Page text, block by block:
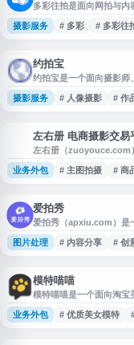
多彩往拍是面向网拍与内
视频、赠拍、寄拍等相关
布拍摄通告、约拍合作，
摄影服务 # 多彩 # 多彩往
约拍宝
约拍宝是一个面向摄影师
拍、摄影创作协作、作品
摄伙伴、发布约拍需求、
摄影服务 # 人像摄影 # 作
左右册 电商摄影交易
左右册（zuoyouce.com
注电商摄影、商品拍摄及
息，站点当前描述与关键
业务外包 # 主图拍摄 # 商
爱拍秀
爱拍秀（apxiu.com）是
用户提供相关作品查看、
关注摄影、图片展示、创
图片处理 # 内容分享 # 创
模特喵喵
模特喵喵是一个面向淘宝
秀拍摄、网拍模特展示与
秀兼职”“网拍平台”“美女
业务外包 # 优质美女模特